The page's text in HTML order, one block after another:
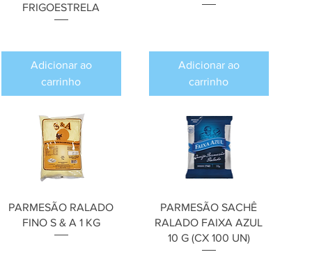
FRIGOESTRELA
Adicionar ao
carrinho
Adicionar ao
carrinho
PARMESÃO RALADO
FINO S & A 1 KG
PARMESÃO SACHÊ
RALADO FAIXA AZUL
10 G (CX 100 UN)